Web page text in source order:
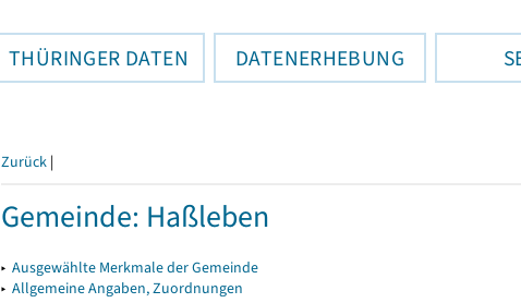
THÜRINGER DATEN DATENERHEBUNG
Zurück |
Gemeinde: Haßleben
▸ Ausgewählte Merkmale der Gemeinde
▸ Allgemeine Angaben, Zuordnungen